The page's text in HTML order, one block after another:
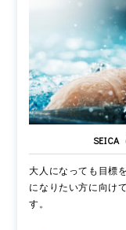
SEICA
大人になっても目標
になりたい方に向け
す。